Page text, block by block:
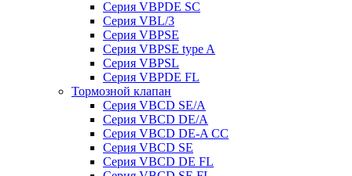
Серия VBPDE SC
Серия VBL/3
Серия VBPSE
Серия VBPSE type A
Серия VBPSL
Серия VBPDE FL
Тормозной клапан
Серия VBCD SE/A
Серия VBCD DE/A
Серия VBCD DE-A CC
Серия VBCD SE
Серия VBCD DE FL